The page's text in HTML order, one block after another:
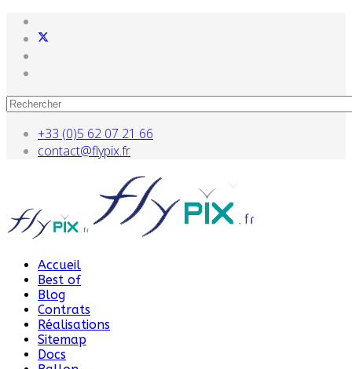
+33 (0)5 62 07 21 66
contact@flypix.fr
Accueil
Best of
Blog
Contrats
Réalisations
Sitemap
Docs